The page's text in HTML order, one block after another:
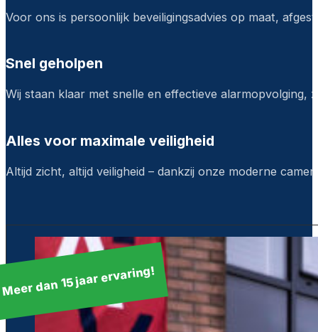
Voor ons is persoonlijk beveiligingsadvies op maat,
Snel geholpen
Wij staan klaar met snelle en effectieve alarmopvolging,
Alles voor maximale veiligheid
Altijd zicht, altijd veiligheid – dankzij onze moderne
Meer dan 15 jaar ervaring!